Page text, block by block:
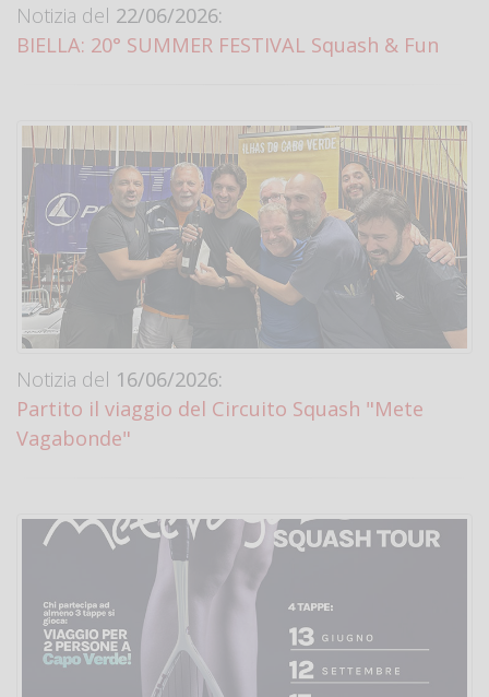
Notizia del 22/06/2026:
BIELLA: 20° SUMMER FESTIVAL Squash & Fun
Notizia del 16/06/2026:
Partito il viaggio del Circuito Squash "Mete
Vagabonde"